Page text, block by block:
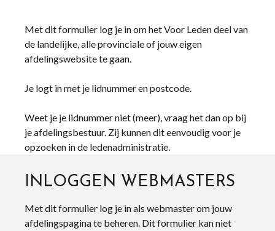
Met dit formulier log je in om het Voor Leden deel van
de landelijke, alle provinciale of jouw eigen
afdelingswebsite te gaan.
Je logt in met je lidnummer en postcode.
Weet je je lidnummer niet (meer), vraag het dan op bij
je afdelingsbestuur. Zij kunnen dit eenvoudig voor je
opzoeken in de ledenadministratie.
INLOGGEN WEBMASTERS
Met dit formulier log je in als webmaster om jouw
afdelingspagina te beheren. Dit formulier kan niet